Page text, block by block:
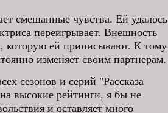
смешанные чувства. Ей удалось
переигрывает. Внешность
которую ей приписывают. К тому
изменяет своим партнерам.
сезонов и серий "Рассказа
высокие рейтинги, я бы не
и оставляет много